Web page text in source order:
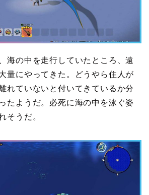
海の中を走行していたところ、遠
量にやってきた。どうやら住人が
れていないと付いてきているか分
たようだ。必死に海の中を泳ぐ姿
そうだ。